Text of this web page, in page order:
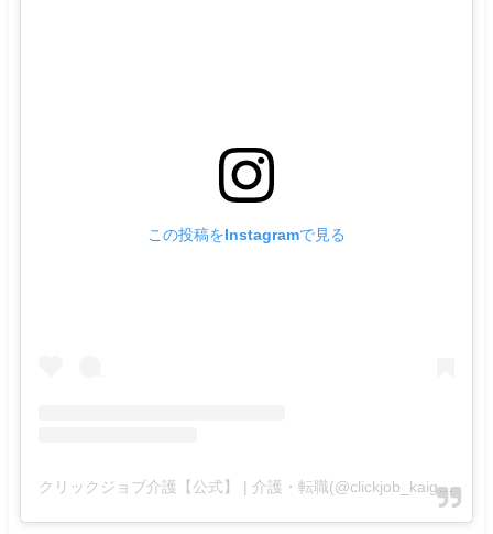
この投稿をInstagramで見る
クリックジョブ介護【公式】 | 介護・転職(@clickjob_kaigo_official)がシェアした投稿